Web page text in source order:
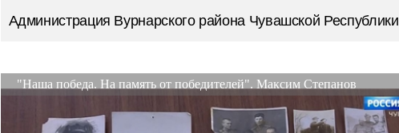
Администрация Вурнарского района Чувашской Республики